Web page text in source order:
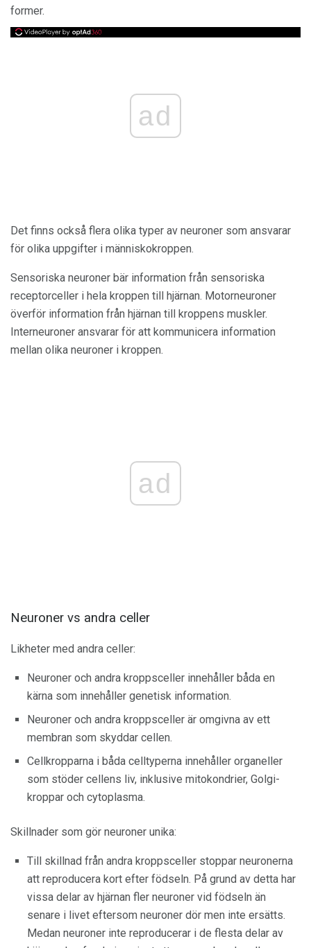
former.
ad
Det finns också flera olika typer av neuroner som ansvarar
för olika uppgifter i människokroppen.
Sensoriska neuroner bär information från sensoriska
receptorceller i hela kroppen till hjärnan. Motorneuroner
överför information från hjärnan till kroppens muskler.
Interneuroner ansvarar för att kommunicera information
mellan olika neuroner i kroppen.
ad
Neuroner vs andra celler
Likheter med andra celler:
Neuroner och andra kroppsceller innehåller båda en
kärna som innehåller genetisk information.
Neuroner och andra kroppsceller är omgivna av ett
membran som skyddar cellen.
Cellkropparna i båda celltyperna innehåller organeller
som stöder cellens liv, inklusive mitokondrier, Golgi-
kroppar och cytoplasma.
Skillnader som gör neuroner unika:
Till skillnad från andra kroppsceller stoppar neuronerna
att reproducera kort efter födseln. På grund av detta har
vissa delar av hjärnan fler neuroner vid födseln än
senare i livet eftersom neuroner dör men inte ersätts.
Medan neuroner inte reproducerar i de flesta delar av